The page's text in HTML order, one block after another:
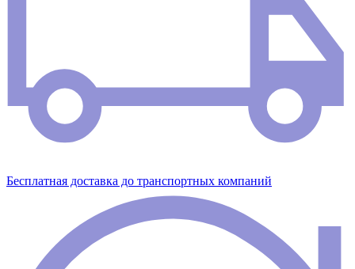
Бесплатная доставка до транспортных компаний